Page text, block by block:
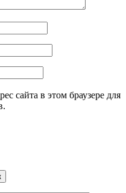
сайта в этом браузере для